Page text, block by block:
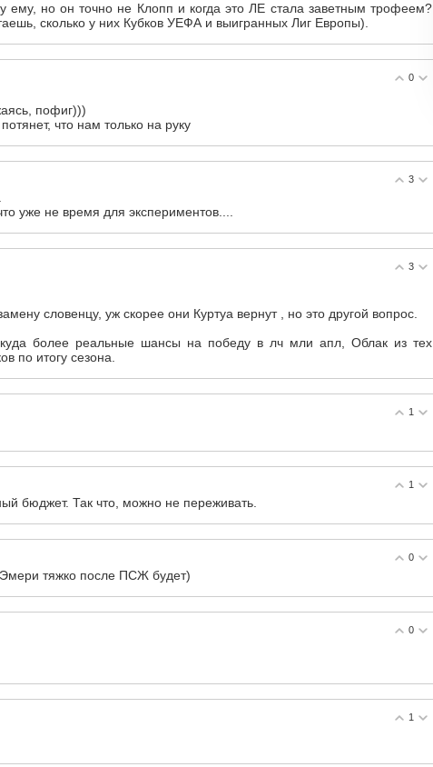
но он точно не Клопп и когда это ЛЕ стала заветным трофеем?
сколько у них Кубков УЕФА и выигранных Лиг Европы).
0
пофиг)))
что нам только на руку
3
уже не время для экспериментов....
3
словенцу, уж скорее они Куртуа вернут , но это другой вопрос.
более реальные шансы на победу в лч мли апл, Облак из тех
по итогу сезона.
1
1
бюджет. Так что, можно не переживать.
0
тяжко после ПСЖ будет)
0
1